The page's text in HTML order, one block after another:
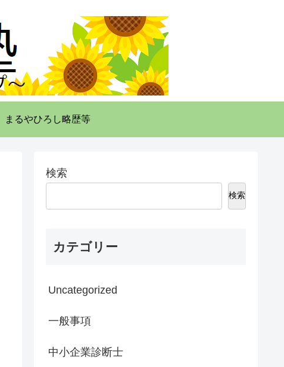
まるやひろし略歴等
検索
検索
カテゴリー
Uncategorized
一般事項
中小企業診断士